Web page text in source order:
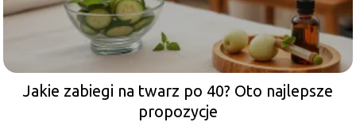
Jakie zabiegi na twarz po 40? Oto najlepsze
propozycje